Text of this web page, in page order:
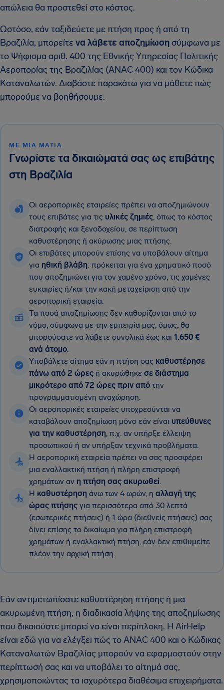
απώλεια θα προστεθεί στο κόστος.
Ωστόσο, εάν ταξιδεύετε με πτήση προς ή από τη
Βραζιλία, μπορείτενα λάβετε αποζημίωσησύμφωνα με
το Ψήφισμα αριθ. 400 της Εθνικής Υπηρεσίας Πολιτικής
Αεροπορίας της Βραζιλίας (ANAC 400) και τον Κώδικα
Καταναλωτών. Διαβάστε παρακάτω για να μάθετε πώς
μπορούμε να βοηθήσουμε.
ΜΕ ΜΙΑ ΜΑΤΙΆ
Γνωρίστε τα δικαιώματά σας ως επιβάτης
στη Βραζιλία
Οι αεροπορικές εταιρείες πρέπει να αποζημιώνουν
τους επιβάτες για τις υλικές ζημιές, όπως το κόστος
διατροφής και ξενοδοχείου, σε περίπτωση
καθυστέρησης ή ακύρωσης μιας πτήσης.
Οι επιβάτες μπορούν επίσης να υποβάλουν αίτημα
για ηθική βλάβη: πρόκειται για ένα χρηματικό ποσό
που αποζημιώνει για τον χαμένο χρόνο, τις χαμένες
ευκαιρίες ή/και την κακή μεταχείριση από την
αεροπορική εταιρεία.
Τα ποσά αποζημίωσης δεν καθορίζονται από το
νόμο, σύμφωνα με την εμπειρία μας, όμως, θα
μπορούσατε να λάβετε συνολικά έως και 1.650 €
ανά άτομο.
Υποβάλετε αίτημα εάν η πτήση σας καθυστέρησε
πάνω από 2 ώρες ή ακυρώθηκε σε διάστημα
μικρότερο από 72 ώρες πριν από την
προγραμματισμένη αναχώρηση.
Οι αεροπορικές εταιρείες υποχρεούνται να
καταβάλουν αποζημίωση μόνο εάν είναι υπεύθυνες
για την καθυστέρηση, π.χ. αν υπήρξε έλλειψη
προσωπικού ή αν υπήρξαν τεχνικά προβλήματα.
Η αεροπορική εταιρεία πρέπει να σας προσφέρει
μια εναλλακτική πτήση ή πλήρη επιστροφή
χρημάτων αν η πτήση σας ακυρωθεί.
Η καθυστέρηση άνω των 4 ωρών, η αλλαγή της
ώρας πτήσης για περισσότερα από 30 λεπτά
(εσωτερικές πτήσεις) ή 1 ώρα (διεθνείς πτήσεις) σας
δίνει επίσης το δικαίωμα για πλήρη επιστροφή
χρημάτων ή εναλλακτική πτήση, εάν δεν επιθυμείτε
πλέον την αρχική πτήση.
Εάν αντιμετωπίσατε καθυστέρηση πτήσης ή μια
ακυρωμένη πτήση, η διαδικασία λήψης της αποζημίωσης
που δικαιούστε μπορεί να είναι περίπλοκη. Η AirHelp
είναι εδώ για να ελέγξει πώς το ANAC 400 και ο Κώδικας
Καταναλωτών Βραζιλίας μπορούν να εφαρμοστούν στην
περίπτωσή σας και να υποβάλει το αίτημά σας,
χρησιμοποιώντας τα ισχυρότερα διαθέσιμα επιχειρήματα.